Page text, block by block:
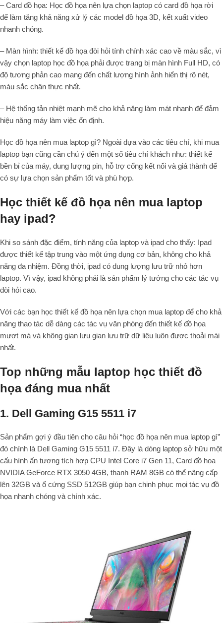
– Card đồ họa: Học đồ họa nên lựa chọn laptop có card đồ họa rời
để làm tăng khả năng xử lý các model đồ họa 3D, kết xuất video
nhanh chóng.
– Màn hình: thiết kế đồ họa đòi hỏi tính chính xác cao về màu sắc, vì
vậy chọn laptop học đồ họa phải được trang bị màn hình Full HD, có
độ tương phản cao mang đến chất lượng hình ảnh hiển thị rõ nét,
màu sắc chân thực nhất.
– Hệ thống tản nhiệt mạnh mẽ cho khả năng làm mát nhanh để đảm
hiệu năng máy làm việc ổn định.
Học đồ họa nên mua laptop gì? Ngoài dựa vào các tiêu chí, khi mua
laptop bạn cũng cần chú ý đến một số tiêu chí khách như: thiết kế
bền bỉ của máy, dung lượng pin, hỗ trợ cổng kết nối và giá thành để
có sự lựa chọn sản phẩm tốt và phù hợp.
Học thiết kế đồ họa nên mua laptop
hay ipad?
Khi so sánh đặc điểm, tính năng của laptop và ipad cho thấy: Ipad
được thiết kế tập trung vào một ứng dụng cơ bản, không cho khả
năng đa nhiệm. Đồng thời, ipad có dung lượng lưu trữ nhỏ hơn
laptop. Vì vậy, ipad không phải là sản phẩm lý tưởng cho các tác vụ
đòi hỏi cao.
Với các bạn học thiết kế đồ họa nên lựa chọn mua laptop để cho khả
năng thao tác dễ dàng các tác vụ văn phòng đến thiết kế đồ họa
mượt mà và không gian lưu gian lưu trữ dữ liệu luôn được thoải mái
nhất.
Top những mẫu laptop học thiết đồ
họa đáng mua nhất
1. Dell Gaming G15 5511 i7
Sản phẩm gợi ý đầu tiên cho câu hỏi “học đồ họa nên mua laptop gì”
đó chính là Dell Gaming G15 5511 i7. Đây là dòng laptop sở hữu một
cấu hình ấn tượng tích hợp CPU Intel Core i7 Gen 11, Card đồ họa
NVIDIA GeForce RTX 3050 4GB, thanh RAM 8GB có thể nâng cấp
lên 32GB và ổ cứng SSD 512GB giúp bạn chinh phục mọi tác vụ đồ
họa nhanh chóng và chính xác.